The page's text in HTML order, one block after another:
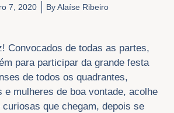
7, 2020 ByAlaíse Ribeiro
Convocados de todas as partes,
para participar da grande festa
de todos os quadrantes,
e mulheres de boa vontade, acolhe
que chegam, depois se